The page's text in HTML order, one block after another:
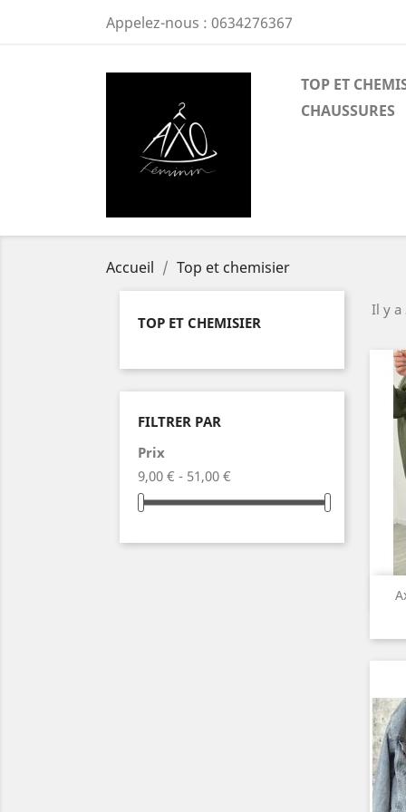
Appelez-nous : 0634276367
TOP ET
CHAUSSURES
Accueil Top et chemisier
TOP ET CHEMISIER
FILTRER PAR
Prix
9,00 € - 51,00 €
Il y a